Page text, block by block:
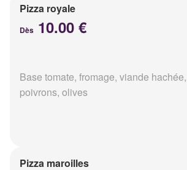
Pizza royale
Dès 10.00 €
Base tomate, fromage, viande
poivrons, olives
Pizza maroilles